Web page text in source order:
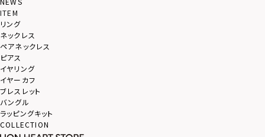
ITEM
リング
ネックレス
ペアネックレス
ピアス
イヤリング
イヤーカフ
ブレスレット
バングル
ラッピングキット
COLLECTION